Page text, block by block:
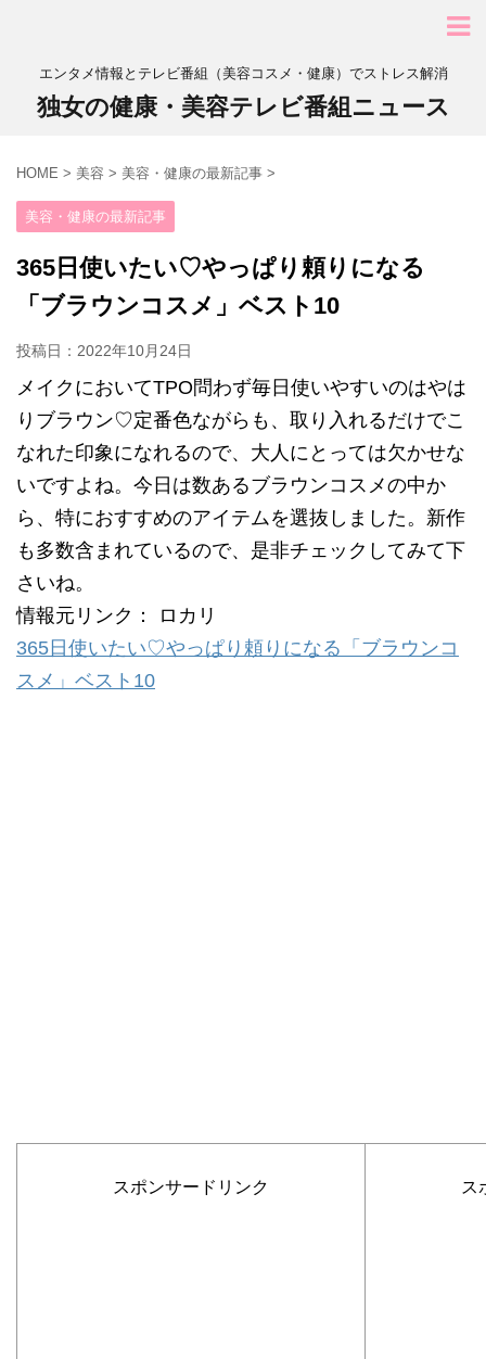
エンタメ情報とテレビ番組（美容コスメ・健康）でストレス解消
独女の健康・美容テレビ番組ニュース
HOME > 美容 > 美容・健康の最新記事 >
美容・健康の最新記事
365日使いたい♡やっぱり頼りになる
「ブラウンコスメ」ベスト10
投稿日： 2022年10月24日
メイクにおいてTPO問わず毎日使いやすいのはやは
りブラウン♡定番色ながらも、取り入れるだけでこ
なれた印象になれるので、大人にとっては欠かせな
いですよね。今日は数あるブラウンコスメの中か
ら、特におすすめのアイテムを選抜しました。新作
も多数含まれているので、是非チェックしてみて下
さいね。
情報元リンク： ロカリ
365日使いたい♡やっぱり頼りになる「ブラウンコ
スメ」ベスト10
スポンサードリンク ス